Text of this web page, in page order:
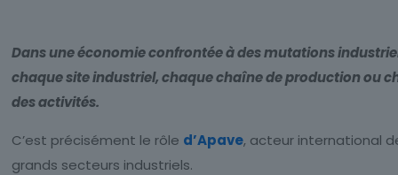
Dans une économie confrontée à des mutations
chaque site industriel, chaque chaîne de production ou
des activités.
C’est précisément le rôle d’Apave, acteur international
grands secteurs industriels.